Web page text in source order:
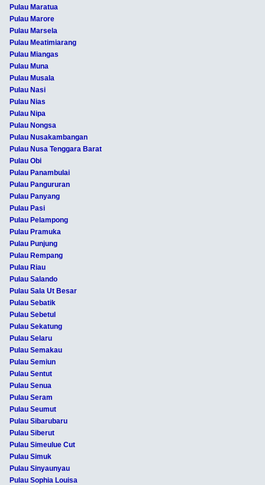
Pulau Maratua
Pulau Marore
Pulau Marsela
Pulau Meatimiarang
Pulau Miangas
Pulau Muna
Pulau Musala
Pulau Nasi
Pulau Nias
Pulau Nipa
Pulau Nongsa
Pulau Nusakambangan
Pulau Nusa Tenggara Barat
Pulau Obi
Pulau Panambulai
Pulau Pangururan
Pulau Panyang
Pulau Pasi
Pulau Pelampong
Pulau Pramuka
Pulau Punjung
Pulau Rempang
Pulau Riau
Pulau Salando
Pulau Sala Ut Besar
Pulau Sebatik
Pulau Sebetul
Pulau Sekatung
Pulau Selaru
Pulau Semakau
Pulau Semiun
Pulau Sentut
Pulau Senua
Pulau Seram
Pulau Seumut
Pulau Sibarubaru
Pulau Siberut
Pulau Simeulue Cut
Pulau Simuk
Pulau Sinyaunyau
Pulau Sophia Louisa